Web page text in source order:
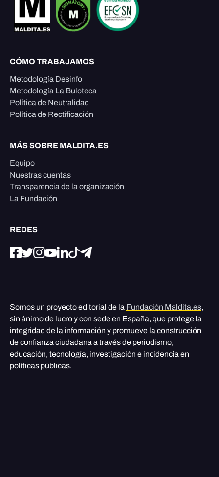
CÓMO TRABAJAMOS
Metodología Desinfo
Metodología La Buloteca
Política de Neutralidad
Política de Rectificación
MÁS SOBRE MALDITA.ES
Equipo
Nuestras cuentas
Transparencia de la organización
La Fundación
REDES
Somos un proyecto editorial de la Fundación Maldita.es,
sin ánimo de lucro y con sede en España, que protege la
integridad de la información y promueve la construcción
de confianza ciudadana a través de periodismo,
educación, tecnología, investigación e incidencia en
políticas públicas.